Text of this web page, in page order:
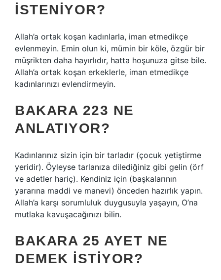
ISTENIYOR?
Allah’a ortak koşan kadınlarla, iman etmedikçe
evlenmeyin. Emin olun ki, mümin bir köle, özgür bir
müşrikten daha hayırlıdır, hatta hoşunuza gitse bile.
Allah’a ortak koşan erkeklerle, iman etmedikçe
kadınlarınızı evlendirmeyin.
BAKARA 223 NE
ANLATIYOR?
Kadınlarınız sizin için bir tarladır (çocuk yetiştirme
yeridir). Öyleyse tarlanıza dilediğiniz gibi gelin (örf
ve adetler hariç). Kendiniz için (başkalarının
yararına maddi ve manevi) önceden hazırlık yapın.
Allah’a karşı sorumluluk duygusuyla yaşayın, O’na
mutlaka kavuşacağınızı bilin.
BAKARA 25 AYET NE
DEMEK ISTIYOR?